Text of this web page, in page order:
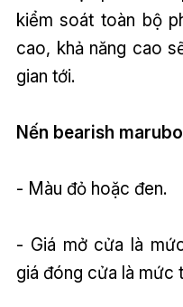
kiểm soát toàn bộ
cao, khả năng cao
gian tới.
Nến bearish
- Màu đỏ hoặc đen.
- Giá mở cửa là
giá đóng cửa là mức